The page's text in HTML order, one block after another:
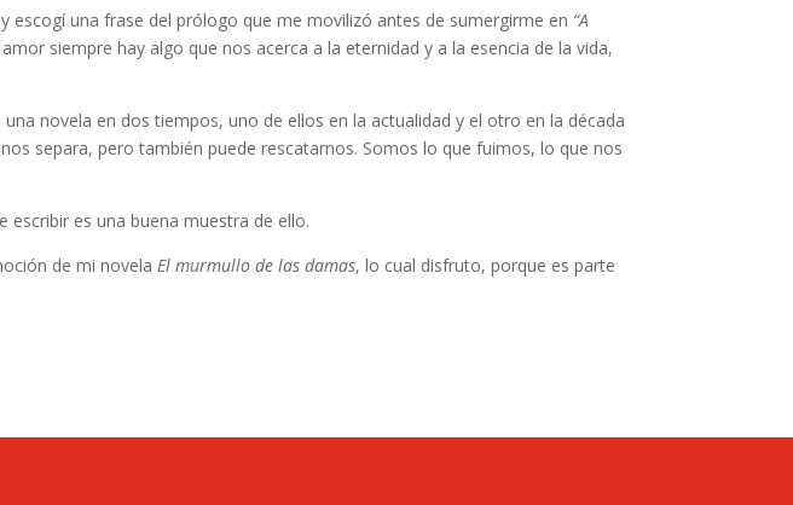
una frase del prólogo que me movilizó antes de sumergirme en “A
siempre hay algo que nos acerca a la eternidad y a la esencia de la vida,
novela en dos tiempos, uno de ellos en la actualidad y el otro en la década
separa, pero también puede rescatarnos. Somos lo que fuimos, lo que nos
escribir es una buena muestra de ello.
de mi novelaEl murmullo de las damas, lo cual disfruto, porque es parte